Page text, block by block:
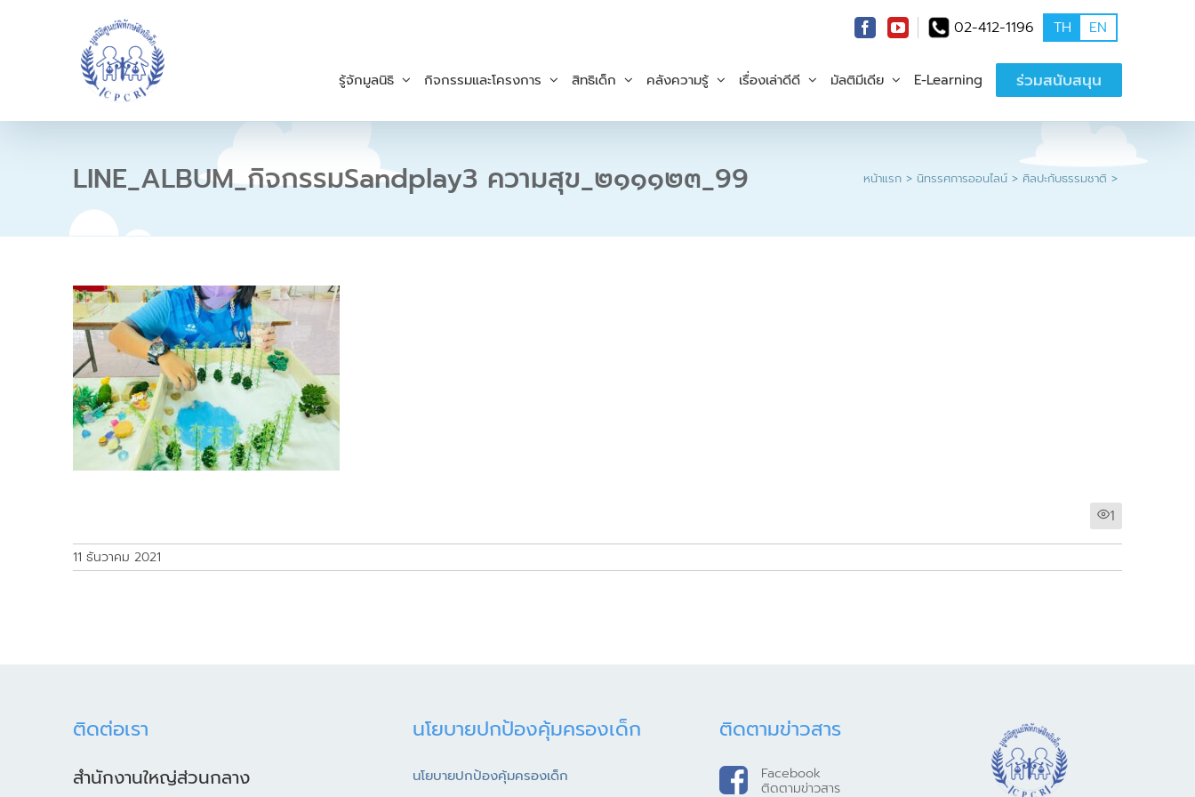
c
t
02-412-1196 TH EN
รู้จักมูลนิธิ กิจกรรมและโครงการ สิทธิเด็ก คลังความรู้ เรื่องเล่าดีดี มัลติมีเดีย E-Learning ร่วมสนับสนุน
LINE_ALBUM_กิจกรรมSandplay3 ความสุข_๒๑๑๑๒๓_99 หน้าแรก นิทรรศการออนไลน์ ศิลปะกับธรรมชาติ
1
11 ธันวาคม 2021
ติดต่อเรา
สำนักงานใหญ่ส่วนกลาง
นโยบายปกป้องคุ้มครองเด็ก
นโยบายปกป้องคุ้มครองเด็ก
ติดตามข่าวสาร
Facebook
ติดตามข่าวสาร